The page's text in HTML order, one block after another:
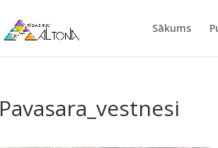
Sākums
Pavasara_vestnesi